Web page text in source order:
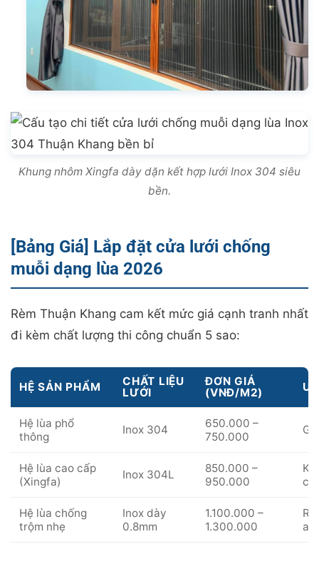
Khung nhôm Xingfa dày dặn kết hợp lưới Inox 304 siêu
bền.
[Bảng Giá] Lắp đặt cửa lưới chống
muỗi dạng lùa 2026
Rèm Thuận Khang cam kết mức giá cạnh tranh nhất
đi kèm chất lượng thi công chuẩn 5 sao:
HỆ SẢN PHẨM
CHẤT LIỆU
LƯỚI
ĐƠN GIÁ
(VNĐ/M2)
Hệ lùa phổ
thông
Inox 304
650.000 –
750.000
Hệ lùa cao cấp
(Xingfa)
Inox 304L
850.000 –
950.000
Hệ lùa chống
trộm nhẹ
Inox dày
0.8mm
1.100.000 –
1.300.000
an